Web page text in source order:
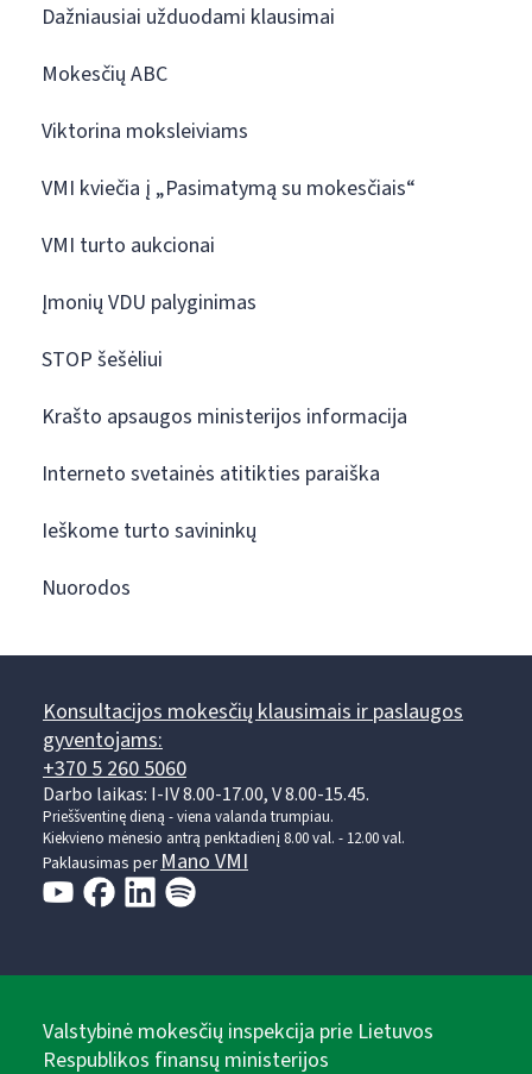
Dažniausiai užduodami klausimai
Mokesčių ABC
Viktorina moksleiviams
VMI kviečia į „Pasimatymą su mokesčiais“
VMI turto aukcionai
Įmonių VDU palyginimas
STOP šešėliui
Krašto apsaugos ministerijos informacija
Interneto svetainės atitikties paraiška
Ieškome turto savininkų
Nuorodos
Konsultacijos mokesčių klausimais ir paslaugos
gyventojams:
+370 5 260 5060
Darbo laikas: I-IV 8.00-17.00, V 8.00-15.45.
Prieššventinę dieną - viena valanda trumpiau.
Kiekvieno mėnesio antrą penktadienį 8.00 val. - 12.00 val.
Paklausimas per Mano VMI
Valstybinė mokesčių inspekcija prie Lietuvos
Respublikos finansų ministerijos